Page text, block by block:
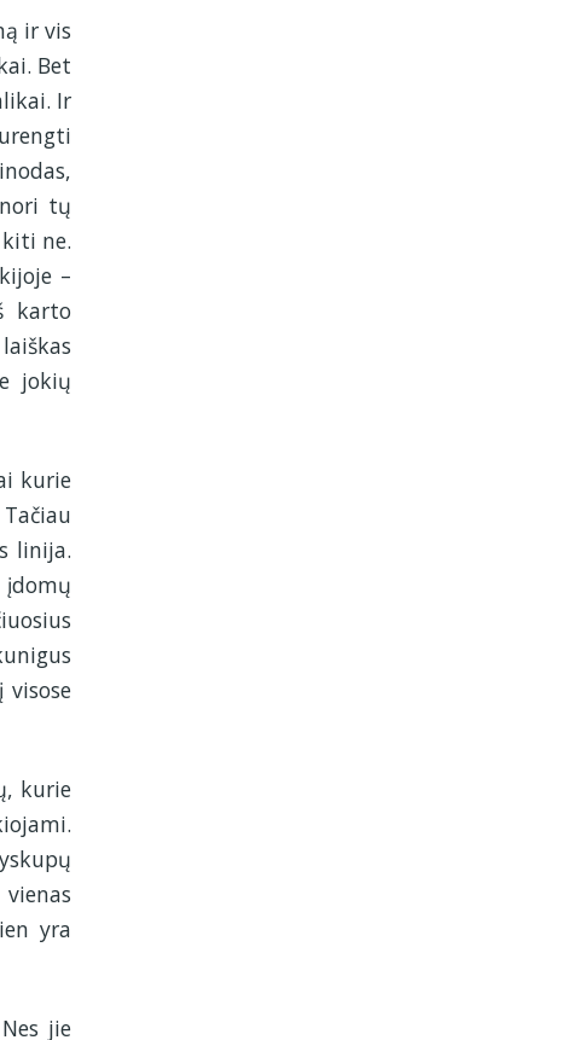
ir vis
Bet
Ir
tų
ne.
–
karto
jokių
kurie
linija.
kurie
yra
jie